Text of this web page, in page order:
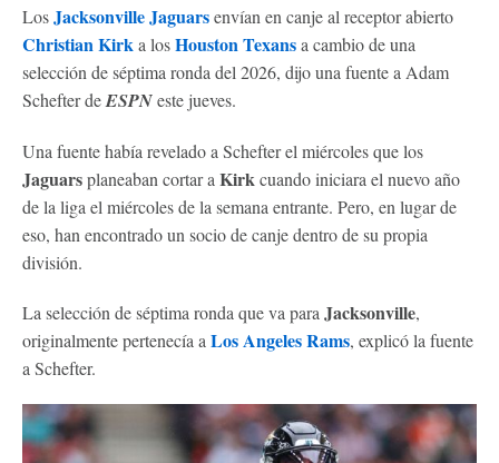
LosJacksonville Jaguarsenvían en canje al receptor abierto
Christian Kirka losHouston Texansa cambio de una
selección de séptima ronda del 2026, dijo una fuente a Adam
Schefter deESPNeste jueves.
Una fuente había revelado a Schefter el miércoles que los
Jaguarsplaneaban cortar a Kirkcuando iniciara el nuevo año
de la liga el miércoles de la semana entrante. Pero, en lugar de
eso, han encontrado un socio de canje dentro de su propia
división.
La selección de séptima ronda que va para Jacksonville,
originalmente pertenecía a Los Angeles Rams, explicó la fuente
a Schefter.